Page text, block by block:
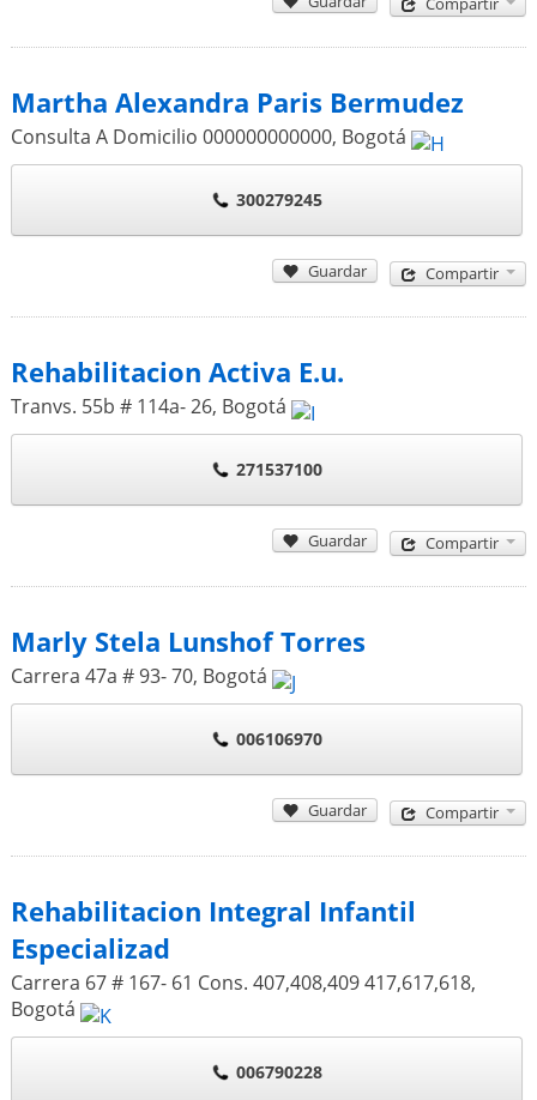
Martha Alexandra Paris Bermudez
Consulta A Domicilio 000000000000, Bogotá
300279245
Guardar Compartir
Rehabilitacion Activa E.u.
Tranvs. 55b # 114a- 26, Bogotá
271537100
Guardar Compartir
Marly Stela Lunshof Torres
Carrera 47a # 93- 70, Bogotá
006106970
Guardar Compartir
Rehabilitacion Integral Infantil
Especializad
Carrera 67 # 167- 61 Cons. 407,408,409 417,617,618,
Bogotá
006790228